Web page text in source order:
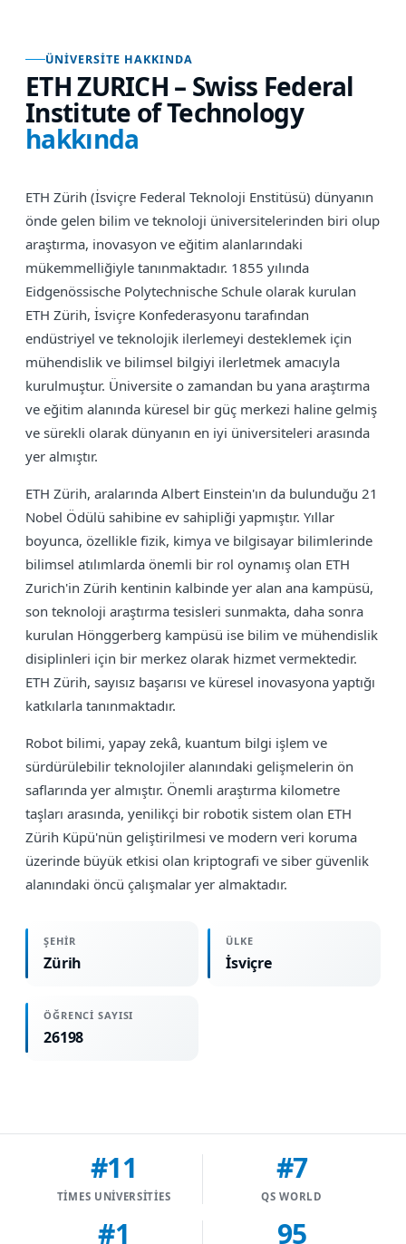
ÜNIVERSITE HAKKINDA
ETH ZURICH – Swiss Federal
Institute of Technology
hakkında
ETH Zürih (İsviçre Federal Teknoloji Enstitüsü) dünyanın
önde gelen bilim ve teknoloji üniversitelerinden biri olup
araştırma, inovasyon ve eğitim alanlarındaki
mükemmelliğiyle tanınmaktadır. 1855 yılında
Eidgenössische Polytechnische Schule olarak kurulan
ETH Zürih, İsviçre Konfederasyonu tarafından
endüstriyel ve teknolojik ilerlemeyi desteklemek için
mühendislik ve bilimsel bilgiyi ilerletmek amacıyla
kurulmuştur. Üniversite o zamandan bu yana araştırma
ve eğitim alanında küresel bir güç merkezi haline gelmiş
ve sürekli olarak dünyanın en iyi üniversiteleri arasında
yer almıştır.
ETH Zürih, aralarında Albert Einstein'ın da bulunduğu 21
Nobel Ödülü sahibine ev sahipliği yapmıştır. Yıllar
boyunca, özellikle fizik, kimya ve bilgisayar bilimlerinde
bilimsel atılımlarda önemli bir rol oynamış olan ETH
Zurich'in Zürih kentinin kalbinde yer alan ana kampüsü,
son teknoloji araştırma tesisleri sunmakta, daha sonra
kurulan Hönggerberg kampüsü ise bilim ve mühendislik
disiplinleri için bir merkez olarak hizmet vermektedir.
ETH Zürih, sayısız başarısı ve küresel inovasyona yaptığı
katkılarla tanınmaktadır.
Robot bilimi, yapay zekâ, kuantum bilgi işlem ve
sürdürülebilir teknolojiler alanındaki gelişmelerin ön
saflarında yer almıştır. Önemli araştırma kilometre
taşları arasında, yenilikçi bir robotik sistem olan ETH
Zürih Küpü'nün geliştirilmesi ve modern veri koruma
üzerinde büyük etkisi olan kriptografi ve siber güvenlik
alanındaki öncü çalışmalar yer almaktadır.
ŞEHIR
Zürih
ÜLKE
İsviçre
ÖĞRENCI SAYISI
26198
#11
TIMES UNIVERSITIES
#7
QS WORLD
#1 95